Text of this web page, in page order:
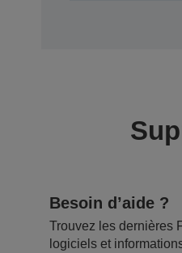
Besoin d’aide ?
Trouvez les dernières
logiciels et